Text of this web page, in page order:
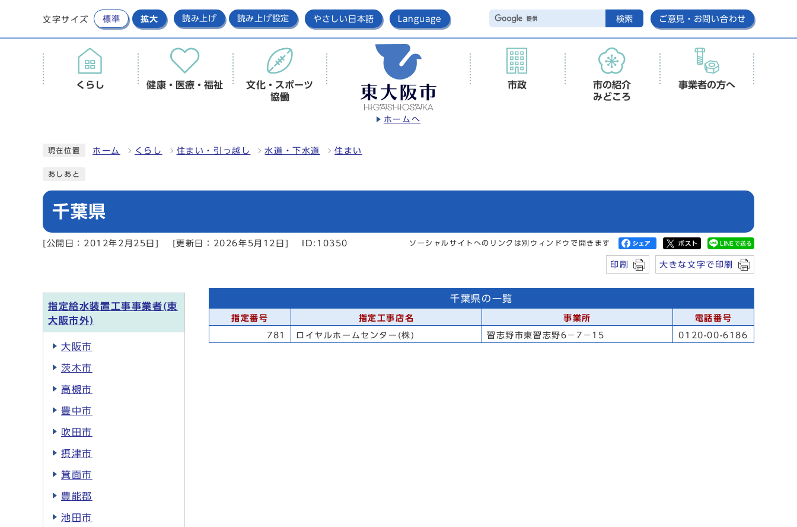
文字サイズ 標準 拡大 読み上げ 読み上げ設定 やさしい日本語 Language 検索 ご意見・お問い合わせ
ホームへ
くらし 健康・医療・福祉
文化・スポーツ
協働
市政
市の紹介
みどころ
事業者の方へ
現在位置 ホーム くらし 住まい・引っ越し 水道・下水道 住まい
あしあと
千葉県
[公開日：2012年2月25日] [更新日：2026年5月12日] ID:10350 ソーシャルサイトへのリンクは別ウィンドウで開きます
印刷 大きな文字で印刷
千葉県の一覧
指定番号 指定工事店名 事業所 電話番号
781 ロイヤルホームセンター(株) 習志野市東習志野6－7－15 0120-00-6186
指定給水装置工事事業者(東
大阪市外)
大阪市
茨木市
高槻市
豊中市
吹田市
摂津市
箕面市
豊能郡
池田市